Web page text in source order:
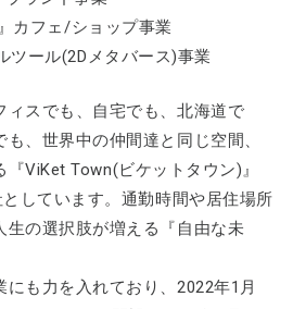
』カフェ/ショップ事業
ツール(2Dメタバース)事業
ィスでも、自宅でも、北海道で
、世界中の仲間達と同じ空間、
ViKet Town(ビケットタウン)』
しています。通勤時間や居住場所
生の選択肢が増える『自由な未
も力を入れており、2022年1月